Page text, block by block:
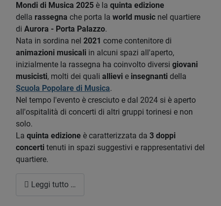
Mondi di Musica 2025 è la quinta edizione
della rassegna che porta la world music nel quartiere
di Aurora - Porta Palazzo.
Nata in sordina nel 2021 come contenitore di
animazioni musicali in alcuni spazi all'aperto,
inizialmente la rassegna ha coinvolto diversi giovani
musicisti, molti dei quali allievi e insegnanti della
Scuola Popolare di Musica.
Nel tempo l'evento è cresciuto e dal 2024 si è aperto
all'ospitalità di concerti di altri gruppi torinesi e non
solo.
La quinta edizione è caratterizzata da 3 doppi
concerti tenuti in spazi suggestivi e rappresentativi del
quartiere.
Leggi tutto …